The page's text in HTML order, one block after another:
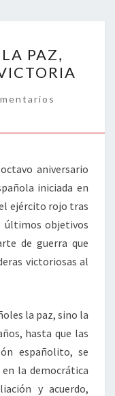
PAZ,
aniversario
iniciada en
ejército rojo tras
últimos objetivos
de guerra que
victoriosas al
la paz, sino la
hasta que las
españolito, se
la democrática
y acuerdo,